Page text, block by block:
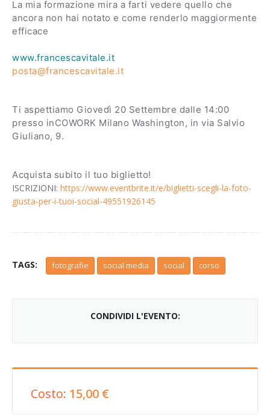
La mia formazione mira a farti vedere quello che
ancora non hai notato e come renderlo maggiormente
efficace
www.francescavitale.it
posta@francescavitale.it
Ti aspettiamo Giovedì 20 Settembre dalle 14:00
presso inCOWORK Milano Washington, in via Salvio
Giuliano, 9.
Acquista subito il tuo biglietto!
ISCRIZIONI: https://www.eventbrite.it/e/biglietti-scegli-la-foto-
giusta-per-i-tuoi-social-49551926145
TAGS: fotografie social media social corso
CONDIVIDI L'EVENTO:
Costo: 15,00 €